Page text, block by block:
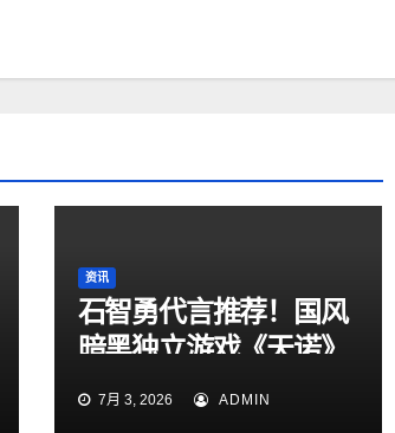
资讯
石智勇代言推荐！国风
暗黑独立游戏《天诺》
定档7月6日上线！
7月 3, 2026 ADMIN